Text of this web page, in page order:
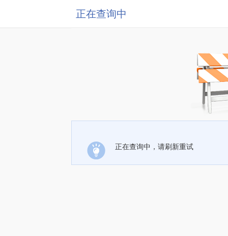
正在查询中
正在查询中，请刷新重试